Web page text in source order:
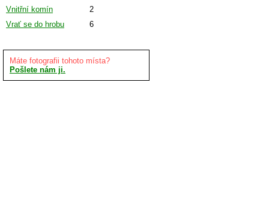
Vnitřní komín
2
Vrať se do hrobu
6
Máte fotografii tohoto místa?
Pošlete nám ji.